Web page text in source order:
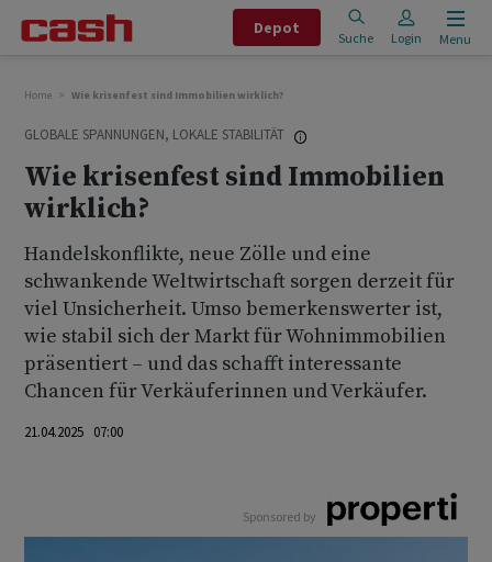
Depot
Suche Login Menu
Home Wie krisenfest sind Immobilien wirklich?
GLOBALE SPANNUNGEN, LOKALE STABILITÄT
Wie krisenfest sind Immobilien
wirklich?
Handelskonflikte, neue Zölle und eine
schwankende Weltwirtschaft sorgen derzeit für
viel Unsicherheit. Umso bemerkenswerter ist,
wie stabil sich der Markt für Wohnimmobilien
präsentiert – und das schafft interessante
Chancen für Verkäuferinnen und Verkäufer.
21.04.2025 07:00
Sponsored by